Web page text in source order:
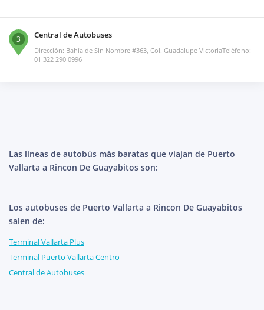
3 Central de Autobuses
Dirección: Bahía de Sin Nombre #363, Col. Guadalupe VictoriaTeléfono:
01 322 290 0996
Las líneas de autobús más baratas que viajan de Puerto
Vallarta a Rincon De Guayabitos son:
Los autobuses de Puerto Vallarta a Rincon De Guayabitos
salen de:
Terminal Vallarta Plus
Terminal Puerto Vallarta Centro
Central de Autobuses